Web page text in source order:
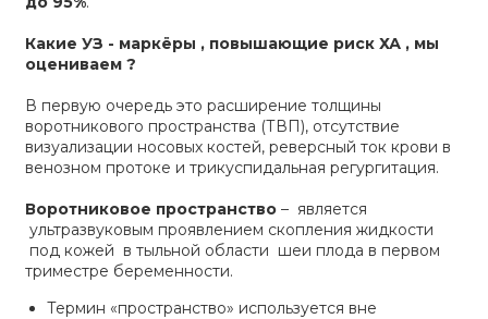
Какие УЗ - маркёры , повышающие риск ХА , мы
оцениваем ?
В первую очередь это расширение толщины
воротникового пространства (ТВП), отсутствие
визуализации носовых костей, реверсный ток крови в
венозном протоке и трикуспидальная регургитация.
Воротниковое пространство – является
ультразвуковым проявлением скопления жидкости
под кожей в тыльной области шеи плода в первом
триместре беременности.
Термин «пространство» используется вне